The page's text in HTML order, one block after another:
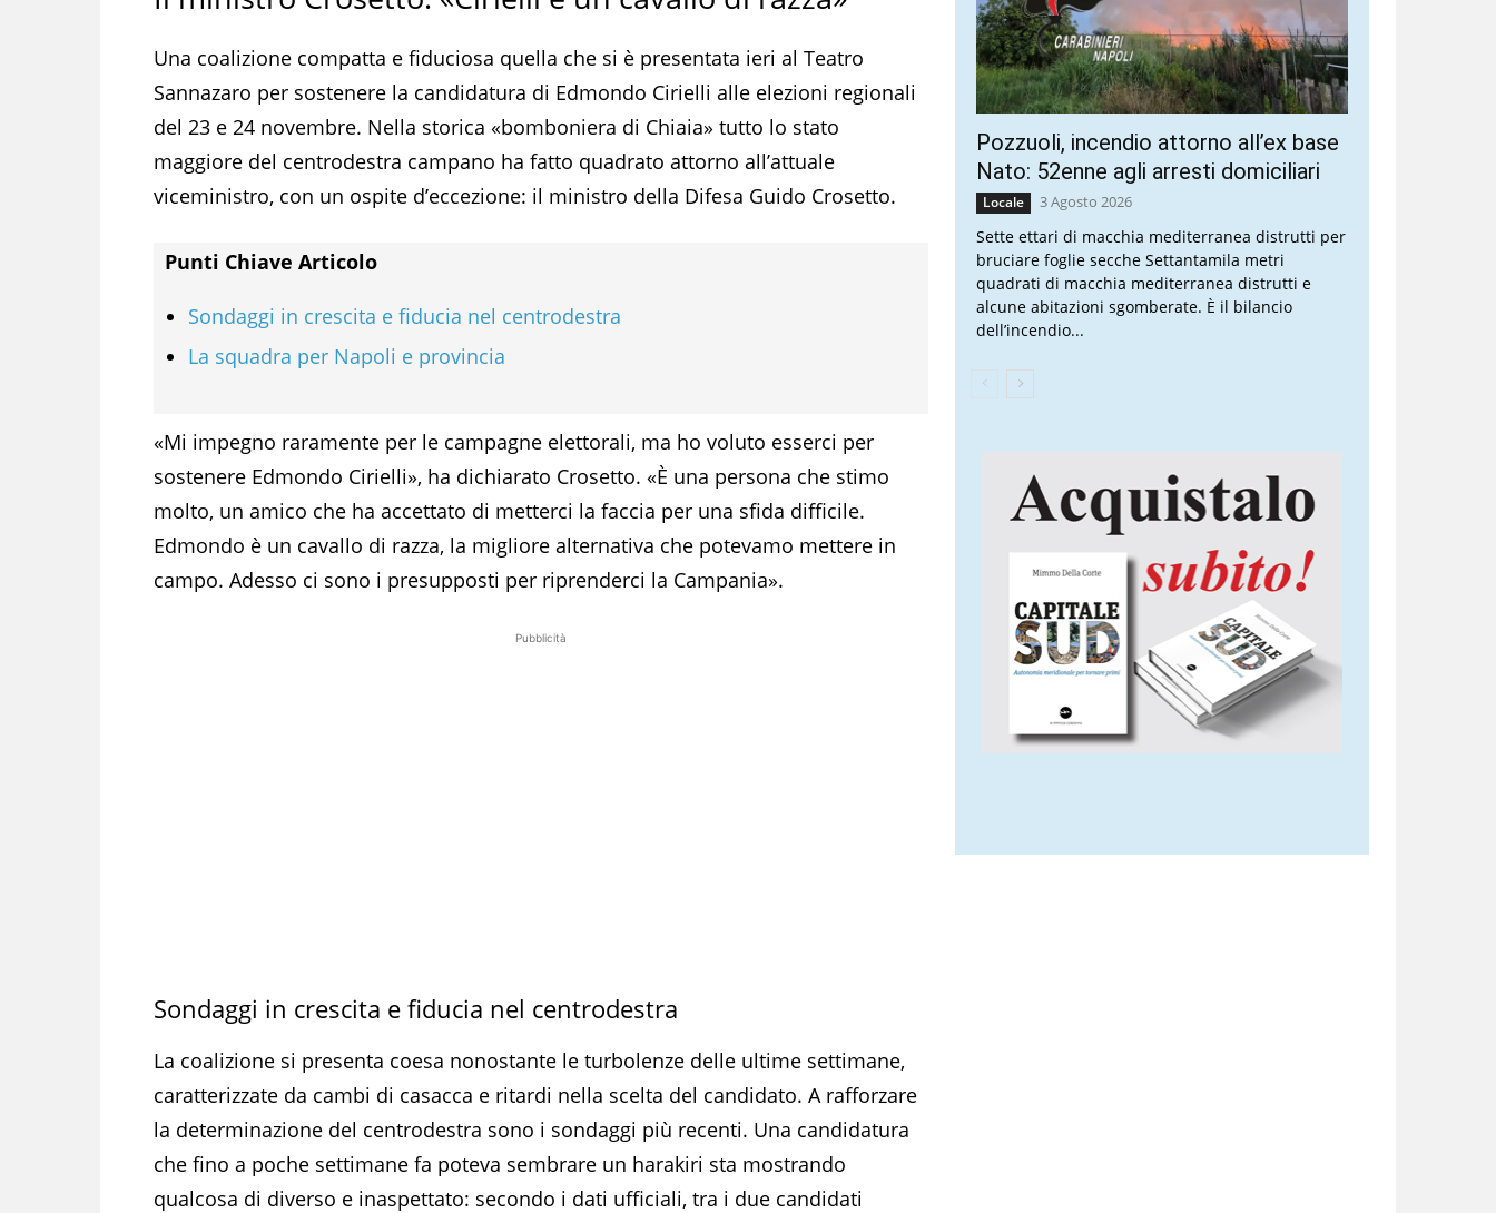
Una coalizione compatta e fiduciosa quella che si è presentata ieri al Teatro
Sannazaro per sostenere la candidatura di Edmondo Cirielli alle elezioni regionali
del 23 e 24 novembre. Nella storica «bomboniera di Chiaia» tutto lo stato
maggiore del centrodestra campano ha fatto quadrato attorno all’attuale
viceministro, con un ospite d’eccezione: il ministro della Difesa Guido Crosetto.
Punti Chiave Articolo
Sondaggi in crescita e fiducia nel centrodestra
La squadra per Napoli e provincia
«Mi impegno raramente per le campagne elettorali, ma ho voluto esserci per
sostenere Edmondo Cirielli», ha dichiarato Crosetto. «È una persona che stimo
molto, un amico che ha accettato di metterci la faccia per una sfida difficile.
Edmondo è un cavallo di razza, la migliore alternativa che potevamo mettere in
campo. Adesso ci sono i presupposti per riprenderci la Campania».
Pubblicità
Sondaggi in crescita e fiducia nel centrodestra
La coalizione si presenta coesa nonostante le turbolenze delle ultime settimane,
caratterizzate da cambi di casacca e ritardi nella scelta del candidato. A rafforzare
la determinazione del centrodestra sono i sondaggi più recenti. Una candidatura
che fino a poche settimane fa poteva sembrare un harakiri sta mostrando
qualcosa di diverso e inaspettato: secondo i dati ufficiali, tra i due candidati
Pozzuoli, incendio attorno all’ex base
Nato: 52enne agli arresti domiciliari
Locale 3 Agosto 2026
Sette ettari di macchia mediterranea distrutti per
bruciare foglie secche Settantamila metri
quadrati di macchia mediterranea distrutti e
alcune abitazioni sgomberate. È il bilancio
dell’incendio...